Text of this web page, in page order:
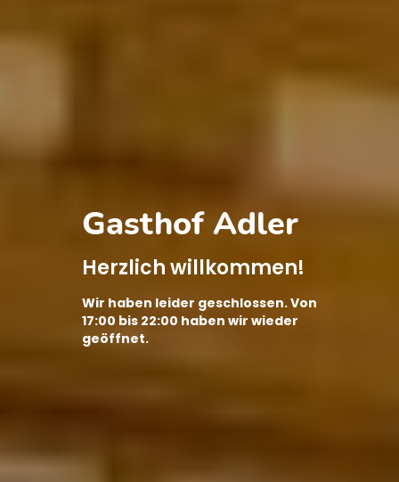
Gasthof Adler
Herzlich willkommen!
Wir haben leider geschlossen. Von
17:00 bis 22:00 haben wir wieder
geöffnet.